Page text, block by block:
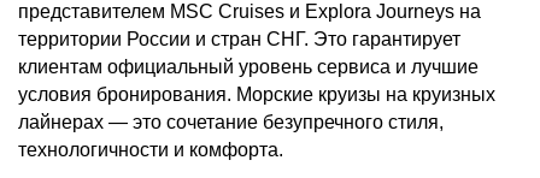
представителем MSC Cruises и Explora Journeys на
территории России и стран СНГ. Это гарантирует
клиентам официальный уровень сервиса и лучшие
условия бронирования. Морские круизы на круизных
лайнерах — это сочетание безупречного стиля,
технологичности и комфорта.